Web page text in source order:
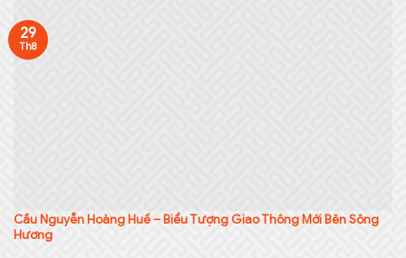
Cầu Nguyễn Hoàng Huế – Biểu Tượng Giao Thông Mới Bên Sông
Hương
29
Th8